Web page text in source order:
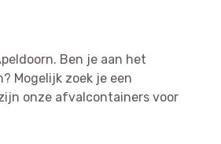
Ben je aan het
Mogelijk zoek je een
onze afvalcontainers voor